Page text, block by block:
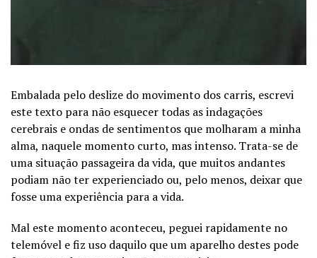
Embalada pelo deslize do movimento dos carris, escrevi
este texto para não esquecer todas as indagações
cerebrais e ondas de sentimentos que molharam a minha
alma, naquele momento curto, mas intenso. Trata-se de
uma situação passageira da vida, que muitos andantes
podiam não ter experienciado ou, pelo menos, deixar que
fosse uma experiência para a vida.
Mal este momento aconteceu, peguei rapidamente no
telemóvel e fiz uso daquilo que um aparelho destes pode